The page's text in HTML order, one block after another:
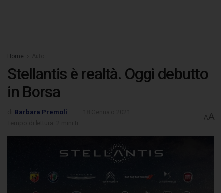
Home
Stellantis è realtà. Oggi debutto
in Borsa
Barbara Premoli
AA